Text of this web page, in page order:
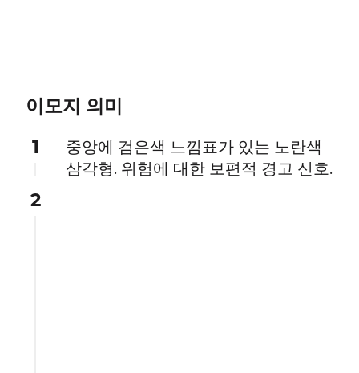
이모지 의미
1
중앙에 검은색 느낌표가 있는 노란색
삼각형. 위험에 대한 보편적 경고 신호.
2